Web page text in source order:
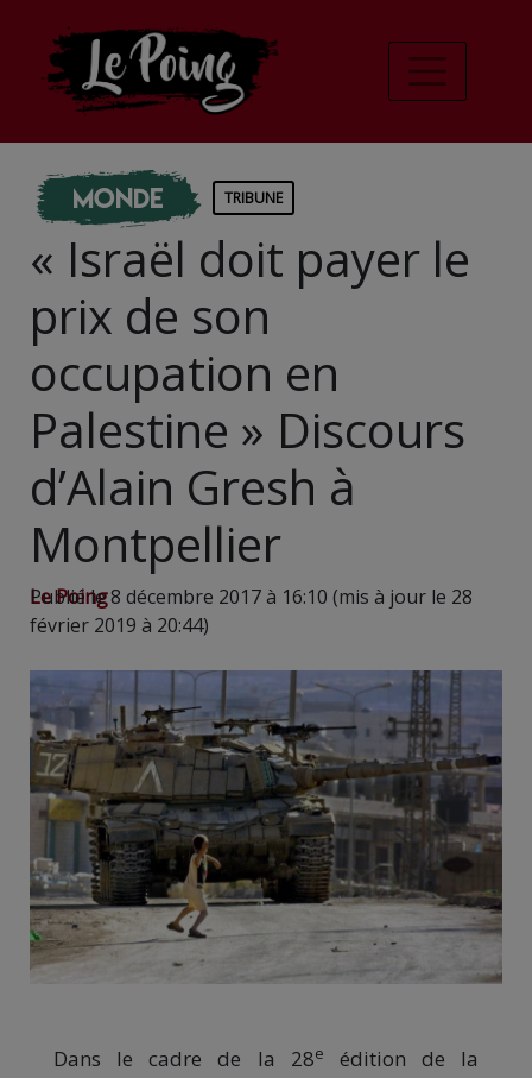
Monde TRIBUNE
« Israël doit payer le
prix de son
occupation en
Palestine » Discours
d’Alain Gresh à
Montpellier
Le Poing
Publié le 8 décembre 2017 à 16:10 (mis à jour le 28
février 2019 à 20:44)
Dans le cadre de la 28e
édition de la